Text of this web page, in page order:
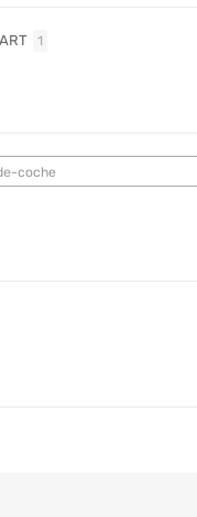
1
coche